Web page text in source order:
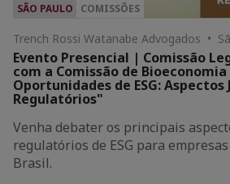
SÃO PAULO COMISSÕES
Trench Rossi Watanabe Advogados •
Evento Presencial | Comissão
com a Comissão de
Oportunidades de ESG: Aspectos
Regulatórios"
Venha debater os principais
regulatórios de ESG para
Brasil.